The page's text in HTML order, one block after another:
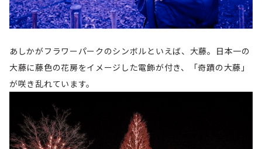
あしかがフラワーパークのシンボルといえば、大藤。日本一の
大藤に藤色の花房をイメージした電飾が付き、「奇蹟の大藤」
が咲き乱れています。